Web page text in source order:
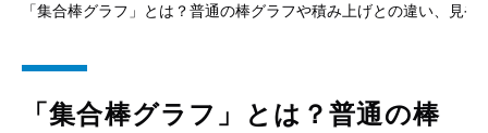
「集合棒グラフ」とは？普通の棒グラフや積み上げとの違い、見や
「集合棒グラフ」とは？普通の棒